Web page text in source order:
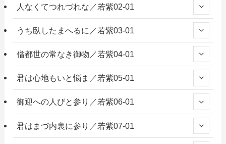
人なくてつれづれな／若紫02-01
うち臥したまへるに／若紫03-01
僧都世の常なき御物／若紫04-01
君は心地もいと悩ま／若紫05-01
御迎への人びと参り／若紫06-01
君はまづ内裏に参り／若紫07-01